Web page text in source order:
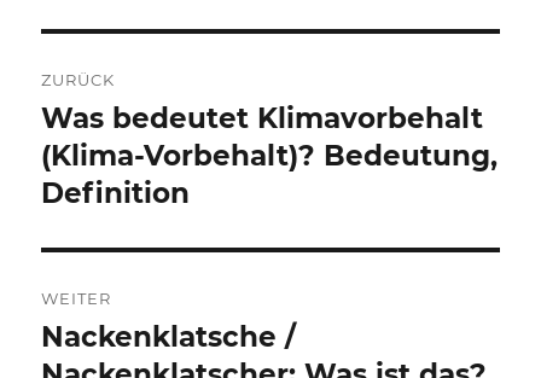
ZURÜCK
Vorheriger
Beitrag:
Was bedeutet Klimavorbehalt
(Klima-Vorbehalt)? Bedeutung,
Definition
WEITER
Nächster
Beitrag:
Nackenklatsche /